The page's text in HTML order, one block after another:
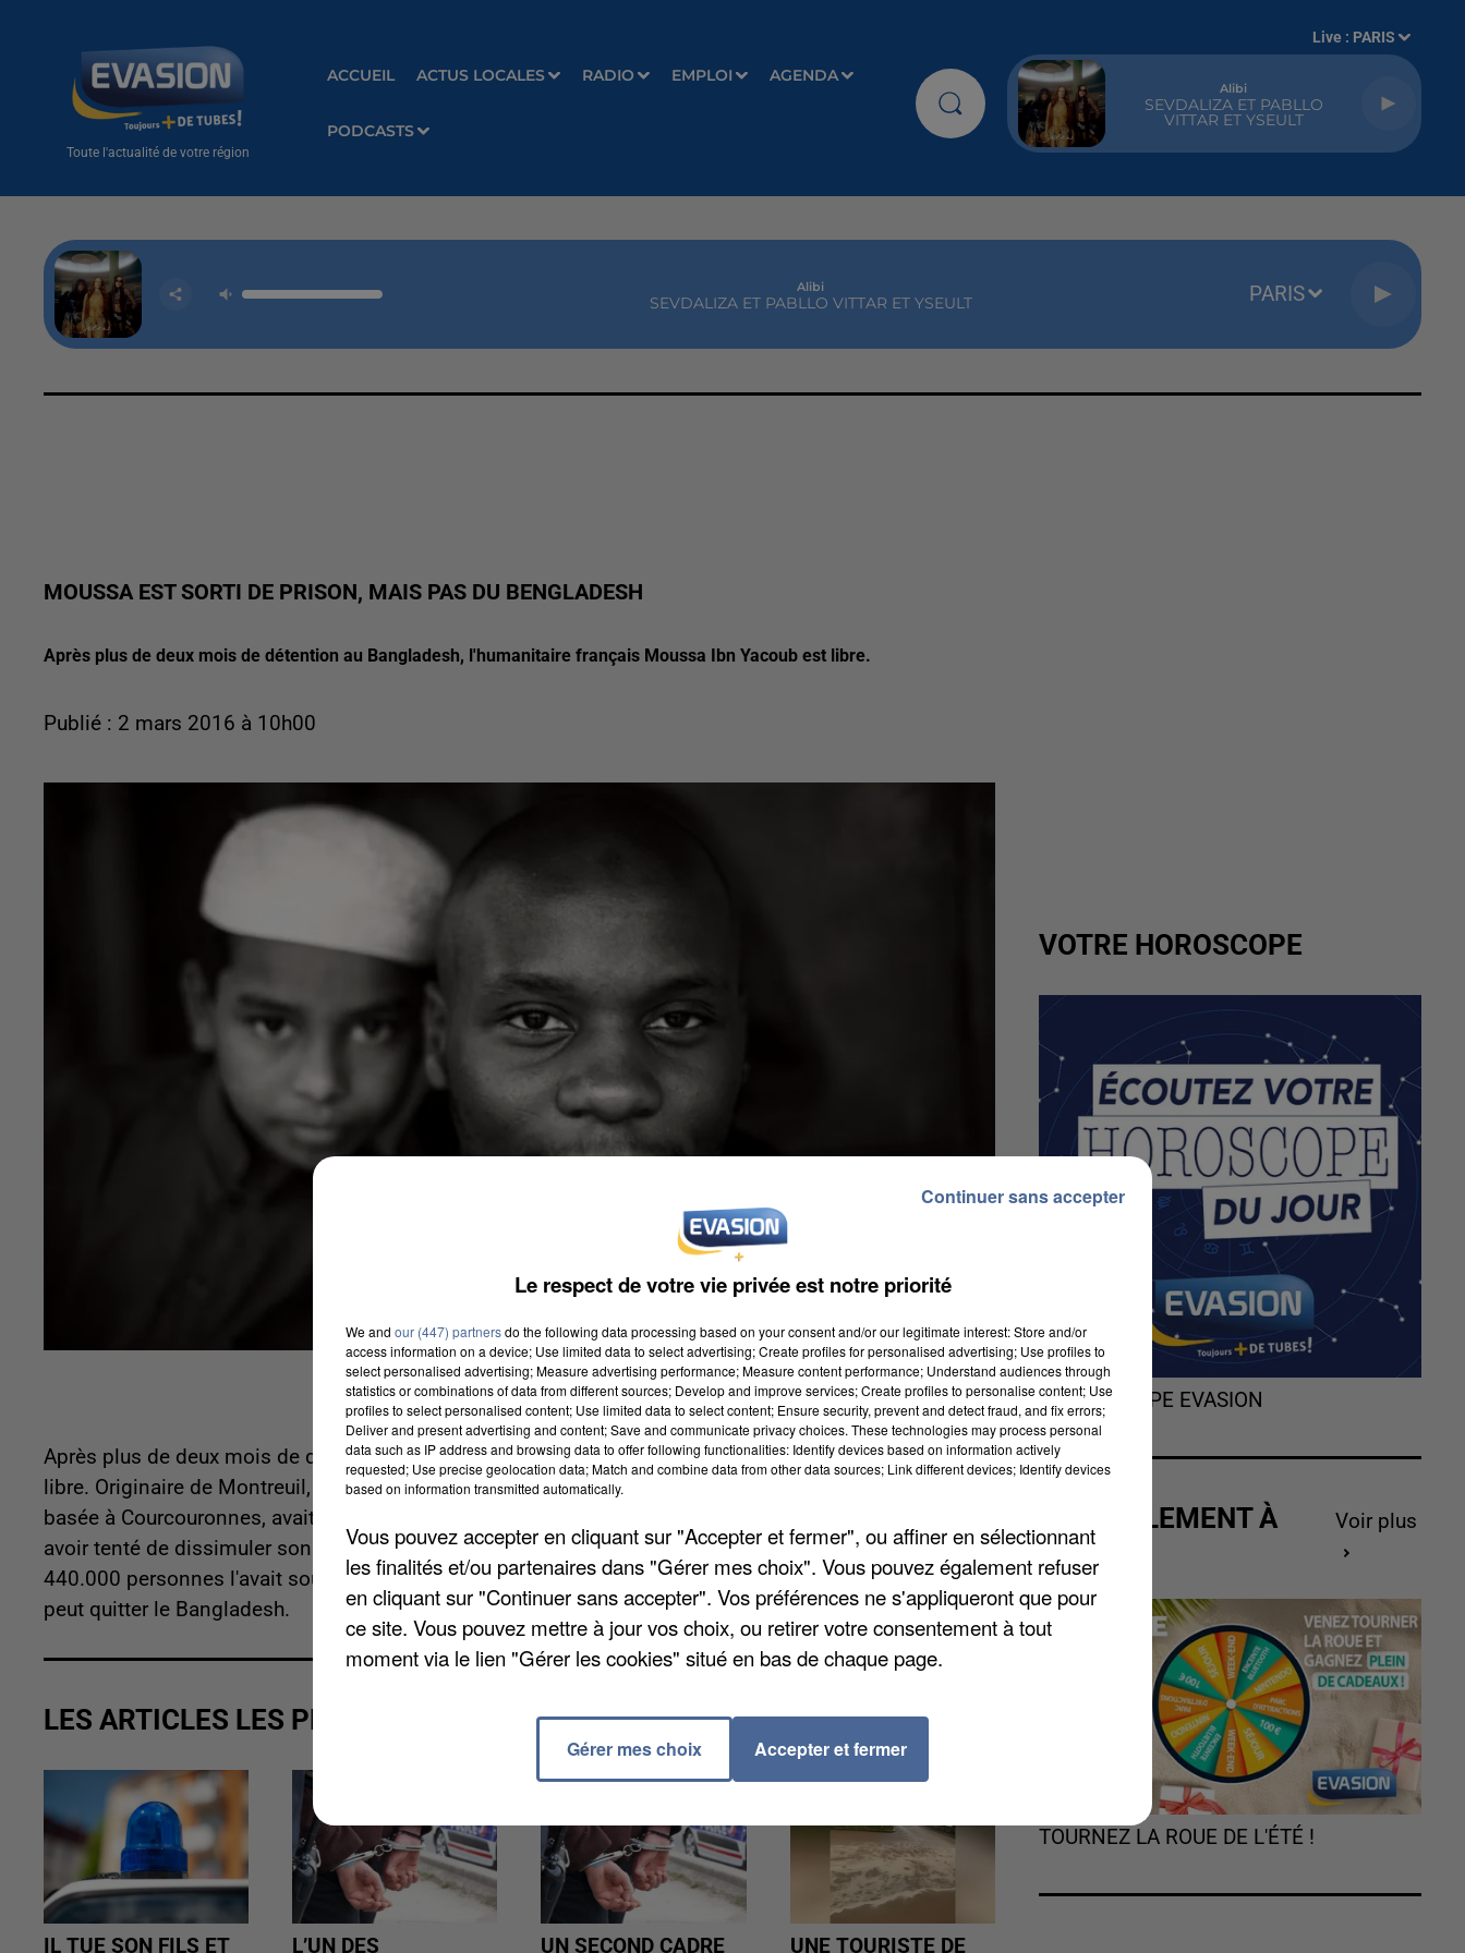
Toute l'actualité de votre région
ACCUEIL ACTUS LOCALES RADIO EMPLOI AGENDA
PODCASTS
Live : PARIS
Alibi
SEVDALIZA ET PABLLO
VITTAR ET YSEULT
Alibi
SEVDALIZA ET PABLLO VITTAR ET YSEULT PARIS
MOUSSA EST SORTI DE PRISON, MAIS PAS DU BENGLADESH
Après plus de deux mois de détention au Bangladesh, l'humanitaire français Moussa Ibn Yacoub est libre.
Publié : 2 mars 2016 à 10h00
Après plus de deux mois de détention au Bangladesh, l'humanitaire français Moussa Ibn Yacoub est
libre. Originaire de Montreuil, le jeune homme de l'association musulmane controversée BarakaCity,
basée à Courcouronnes, avait été emprisonné pour ne pas s'être déclaré à son entrée sur le territoire et
avoir tenté de dissimuler son identité. Une pétition avait été lancée pour obtenir sa libération. Plus de
440.000 personnes l'avait soutenue. Moussa Ibn Yacoub a été placé en liberté conditionnelle, et ne
peut quitter le Bangladesh.
LES ARTICLES LES PLUS VUS
IL TUE SON FILS ET
L’UN DES
UN SECOND CADRE
UNE TOURISTE DE
VOTRE HOROSCOPE
L'HOROSCOPE EVASION
ACTUELLEMENT À
GAGNER
Voir plus
TOURNEZ LA ROUE DE L'ÉTÉ !
Le respect de votre vie privée est notre priorité
We and our (447) partnersdo the following data processing based on your consent and/or our legitimate interest: Store and/or
access information on a device; Use limited data to select advertising; Create profiles for personalised advertising; Use profiles to
select personalised advertising; Measure advertising performance; Measure content performance; Understand audiences through
statistics or combinations of data from different sources; Develop and improve services; Create profiles to personalise content; Use
profiles to select personalised content; Use limited data to select content; Ensure security, prevent and detect fraud, and fix errors;
Deliver and present advertising and content; Save and communicate privacy choices. These technologies may process personal
data such as IP address and browsing data to offer following functionalities: Identify devices based on information actively
requested; Use precise geolocation data; Match and combine data from other data sources; Link different devices; Identify devices
based on information transmitted automatically.
Vous pouvez accepter en cliquant sur "Accepter et fermer", ou affiner en sélectionnant
les finalités et/ou partenaires dans "Gérer mes choix". Vous pouvez également refuser
en cliquant sur "Continuer sans accepter". Vos préférences ne s'appliqueront que pour
ce site. Vous pouvez mettre à jour vos choix, ou retirer votre consentement à tout
moment via le lien "Gérer les cookies" situé en bas de chaque page.
Gérer mes choix Accepter et fermer
Continuer sans accepter